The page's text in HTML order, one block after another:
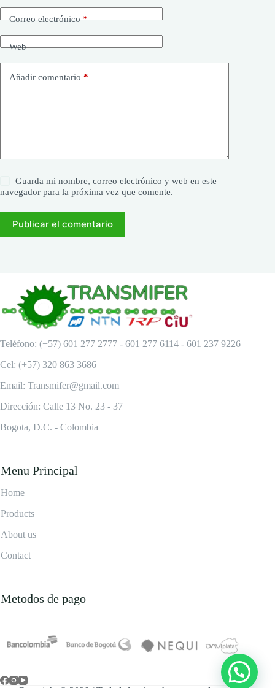
Correo electrónico*
Web
Añadir comentario *
Guarda mi nombre, correo electrónico y web en este
navegador para la próxima vez que comente.
Publicar el comentario
Teléfono: (+57) 601 277 2777 - 601 277 6114 - 601 237 9226
Cel: (+57) 320 863 3686
Email: Transmifer@gmail.com
Dirección: Calle 13 No. 23 - 37
Bogota, D.C. - Colombia
Menu Principal
Home
Products
About us
Contact
Metodos de pago